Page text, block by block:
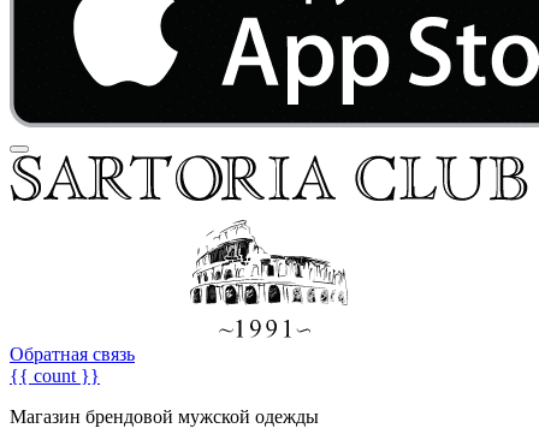
Обратная связь
{{ count }}
Магазин брендовой мужской одежды